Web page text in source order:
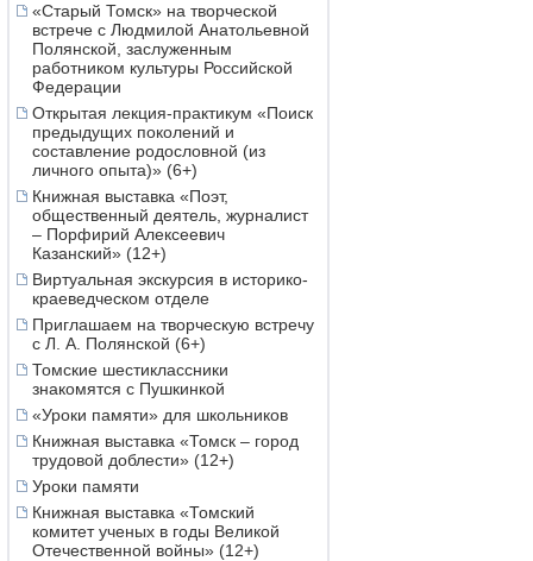
«Старый Томск» на творческой
встрече с Людмилой Анатольевной
Полянской, заслуженным
работником культуры Российской
Федерации
Открытая лекция-практикум «Поиск
предыдущих поколений и
составление родословной (из
личного опыта)» (6+)
Книжная выставка «Поэт,
общественный деятель, журналист
– Порфирий Алексеевич
Казанский» (12+)
Виртуальная экскурсия в историко-
краеведческом отделе
Приглашаем на творческую встречу
с Л. А. Полянской (6+)
Томские шестиклассники
знакомятся с Пушкинкой
«Уроки памяти» для школьников
Книжная выставка «Томск – город
трудовой доблести» (12+)
Уроки памяти
Книжная выставка «Томский
комитет ученых в годы Великой
Отечественной войны» (12+)